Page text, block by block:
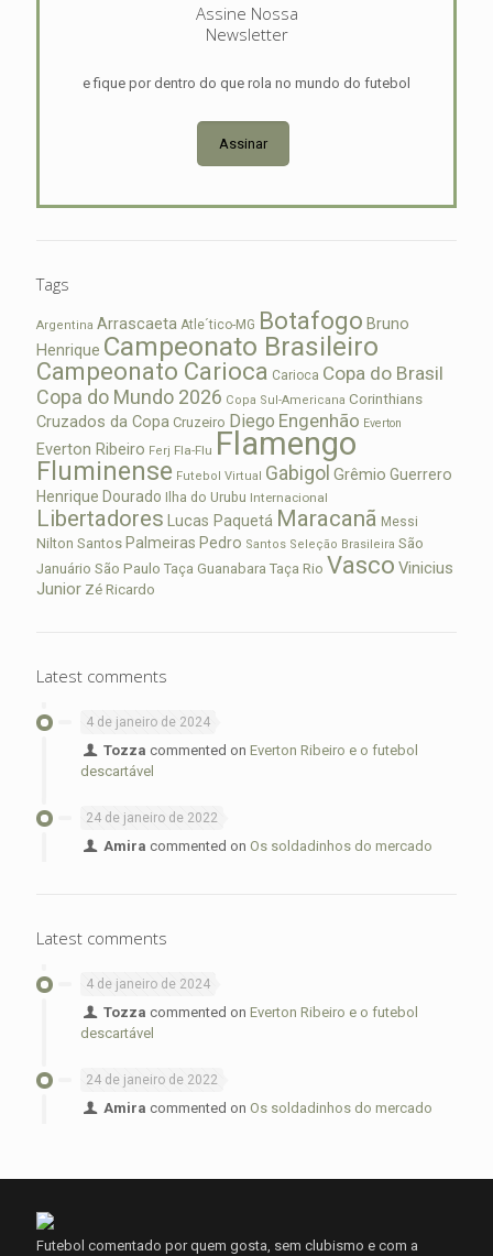
Assine Nossa
Newsletter
e fique por dentro do que rola no mundo do futebol
Assinar
Tags
Argentina Arrascaeta Atle´tico-MG Botafogo Bruno
Henrique Campeonato Brasileiro
Campeonato Carioca Carioca Copa do Brasil
Copa do Mundo 2026 Copa Sul-Americana Corinthians
Cruzados da Copa Cruzeiro Diego Engenhão Everton
Everton Ribeiro Ferj Fla-Flu Flamengo
Fluminense Futebol Virtual Gabigol Grêmio Guerrero
Henrique Dourado Ilha do Urubu Internacional
Libertadores Lucas Paquetá Maracanã Messi
Nilton Santos Palmeiras Pedro Santos Seleção Brasileira São
Januário São Paulo Taça Guanabara Taça Rio Vasco Vinicius
Junior Zé Ricardo
Latest comments
4 de janeiro de 2024
Tozza commented onEverton Ribeiro e o futebol
descartável
24 de janeiro de 2022
Amira commented onOs soldadinhos do mercado
Latest comments
4 de janeiro de 2024
Tozza commented onEverton Ribeiro e o futebol
descartável
24 de janeiro de 2022
Amira commented onOs soldadinhos do mercado
Futebol comentado por quem gosta, sem clubismo e com a